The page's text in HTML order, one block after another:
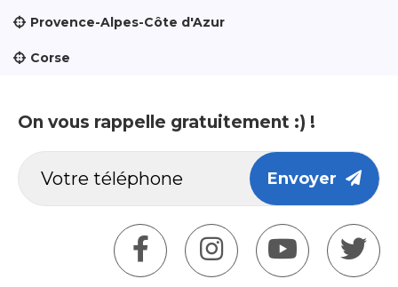
Provence-Alpes-Côte d'Azur
Corse
On vous rappelle gratuitement :) !
Envoyer